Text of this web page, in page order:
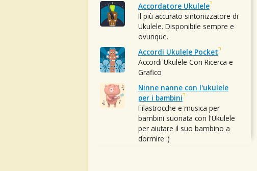
Accordatore Ukulele
Il più accurato sintonizzatore di
Ukulele. Disponibile sempre e
ovunque.
Accordi Ukulele Pocket
Accordi Ukulele Con Ricerca e
Grafico
Ninne nanne con l'ukulele
per i bambini
Filastrocche e musica per
bambini suonata con l'Ukulele
per aiutare il suo bambino a
dormire :)